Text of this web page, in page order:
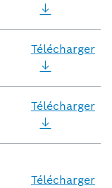
Télécharger
Télécharger
Télécharger